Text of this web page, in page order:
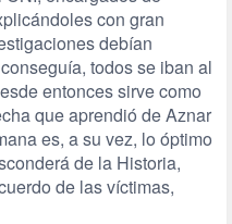
con gran
debían
todos se iban al
entonces sirve como
que aprendió de Aznar
es, a su vez, lo óptimo
de la Historia,
de las víctimas,